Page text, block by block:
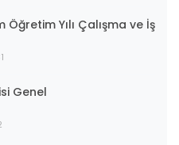
Yılı Çalışma ve İş
Genel